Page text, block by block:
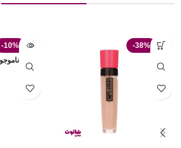
-38%
-10%